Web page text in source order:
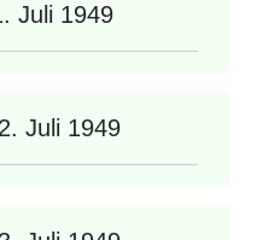
Juli 1949
Juli 1949